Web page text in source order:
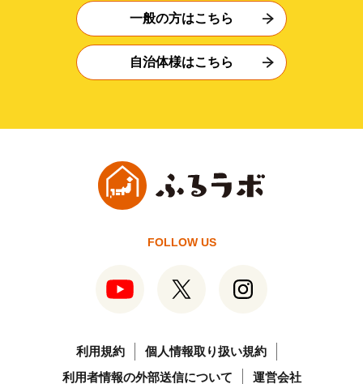
一般の方はこちら
自治体様はこちら
FOLLOW US
利用規約
個人情報取り扱い規約
利用者情報の外部送信について
運営会社